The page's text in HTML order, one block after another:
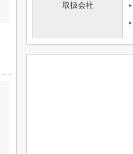
取扱会社